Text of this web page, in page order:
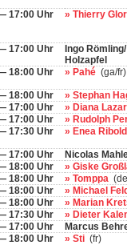
17:00 Uhr » Thierry
17:00 Uhr
Ingo
Holzapfel
18:00 Uhr
» Pahé (ga/fr)
18:00 Uhr
» Stephan
17:00 Uhr
» Diana
17:00 Uhr
» Rudolph
17:30 Uhr
» Enea
17:00 Uhr
Nicolas
18:00 Uhr
» Giske
18:00 Uhr
» Tomppa
18:00 Uhr
» Michael
18:00 Uhr
» Marian
17:30 Uhr
» Dieter
17:00 Uhr
Marcus
18:00 Uhr
» Sti (fr)